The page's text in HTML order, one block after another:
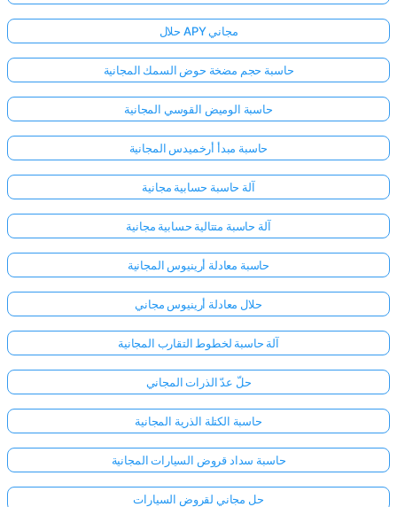
حلال APY مجاني
حاسبة حجم مضخة حوض السمك المجانية
حاسبة الوميض القوسي المجانية
حاسبة مبدأ أرخميدس المجانية
آلة حاسبة حسابية مجانية
آلة حاسبة متتالية حسابية مجانية
حاسبة معادلة أرينيوس المجانية
حلال معادلة أرينيوس مجاني
آلة حاسبة لخطوط التقارب المجانية
حلّ عدّ الذرات المجاني
حاسبة الكتلة الذرية المجانية
حاسبة سداد قروض السيارات المجانية
حل مجاني لقروض السيارات